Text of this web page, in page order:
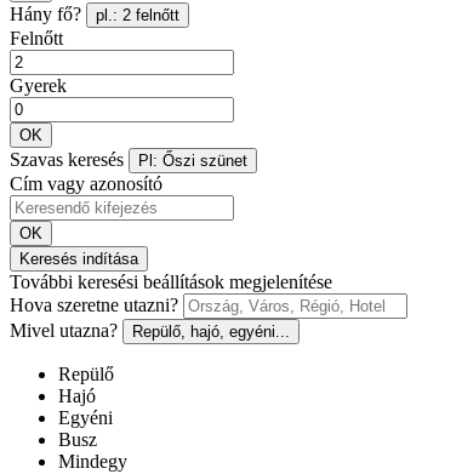
Hány fő? pl.: 2 felnőtt
Felnőtt
Gyerek
OK
Szavas keresés Pl: Őszi szünet
Cím vagy azonosító
OK
Keresés indítása
További keresési beállítások megjelenítése
Hova szeretne utazni?
Mivel utazna?
Repülő, hajó, egyéni...
Repülő
Hajó
Egyéni
Busz
Mindegy